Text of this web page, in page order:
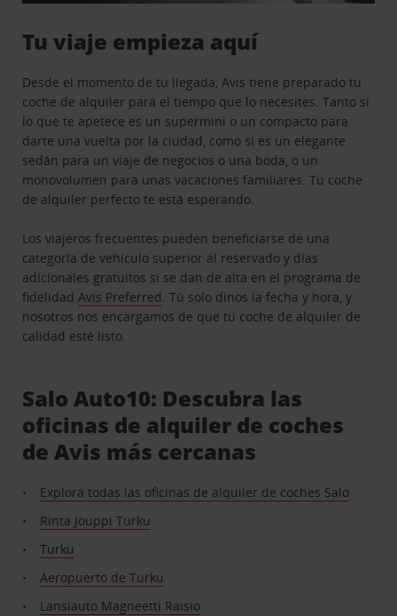
Tu viaje empieza aquí
Desde el momento de tu llegada, Avis tiene preparado tu
coche de alquiler para el tiempo que lo necesites. Tanto si
lo que te apetece es un supermini o un compacto para
darte una vuelta por la ciudad, como si es un elegante
sedán para un viaje de negocios o una boda, o un
monovolumen para unas vacaciones familiares. Tu coche
de alquiler perfecto te está esperando.
Los viajeros frecuentes pueden beneficiarse de una
categoría de vehículo superior al reservado y días
adicionales gratuitos si se dan de alta en el programa de
fidelidadAvis Preferred. Tú solo dinos la fecha y hora, y
nosotros nos encargamos de que tu coche de alquiler de
calidad esté listo.
Salo Auto10: Descubra las
oficinas de alquiler de coches
de Avis más cercanas
Explora todas las oficinas de alquiler de coches Salo
Rinta Jouppi Turku
Turku
Aeropuerto de Turku
Lansiauto Magneetti Raisio